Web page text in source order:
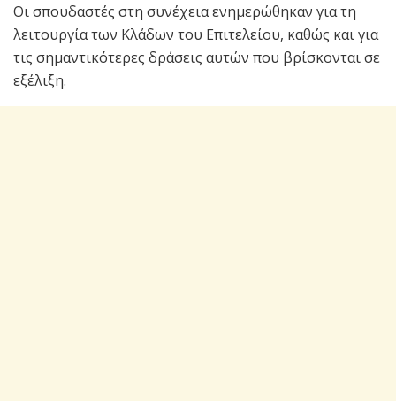
Οι σπουδαστές στη συνέχεια ενημερώθηκαν για τη
λειτουργία των Κλάδων του Επιτελείου, καθώς και για
τις σημαντικότερες δράσεις αυτών που βρίσκονται σε
εξέλιξη.